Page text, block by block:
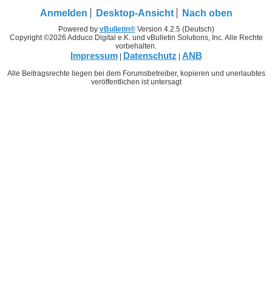
Anmelden Desktop-Ansicht Nach oben
Powered by vBulletin®Version 4.2.5 (Deutsch)
Copyright ©2026 Adduco Digital e.K. und vBulletin Solutions, Inc. Alle Rechte
vorbehalten.
Impressum| Datenschutz | ANB
Alle Beitragsrechte liegen bei dem Forumsbetreiber, kopieren und unerlaubtes
veröffentlichen ist untersagt